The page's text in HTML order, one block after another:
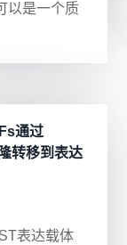
以是一个质
通过
转移到表达
表达载体